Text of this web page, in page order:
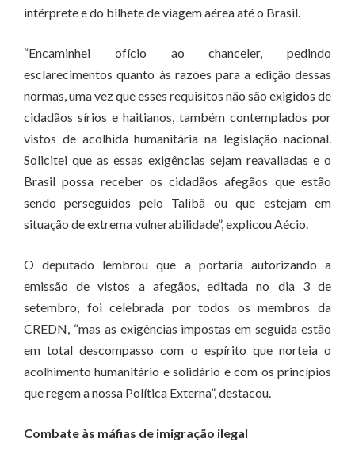
intérprete e do bilhete de viagem aérea até o Brasil.
“Encaminhei ofício ao chanceler, pedindo
esclarecimentos quanto às razões para a edição dessas
normas, uma vez que esses requisitos não são exigidos de
cidadãos sírios e haitianos, também contemplados por
vistos de acolhida humanitária na legislação nacional.
Solicitei que as essas exigências sejam reavaliadas e o
Brasil possa receber os cidadãos afegãos que estão
sendo perseguidos pelo Talibã ou que estejam em
situação de extrema vulnerabilidade”, explicou Aécio.
O deputado lembrou que a portaria autorizando a
emissão de vistos a afegãos, editada no dia 3 de
setembro, foi celebrada por todos os membros da
CREDN, “mas as exigências impostas em seguida estão
em total descompasso com o espírito que norteia o
acolhimento humanitário e solidário e com os princípios
que regem a nossa Política Externa”, destacou.
Combate às máfias de imigração ilegal